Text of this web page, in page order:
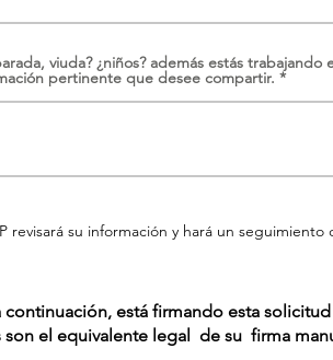
viuda? ¿niños? además estás trabajando
pertinente que desee compartir.
su información y hará un seguimiento
continuación, está firmando esta solicitud
el equivalente legal de su firma